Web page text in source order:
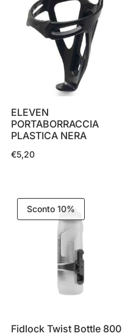
ELEVEN
PORTABORRACCIA
PLASTICA NERA
€5,20
Sconto 10%
Fidlock Twist Bottle 800